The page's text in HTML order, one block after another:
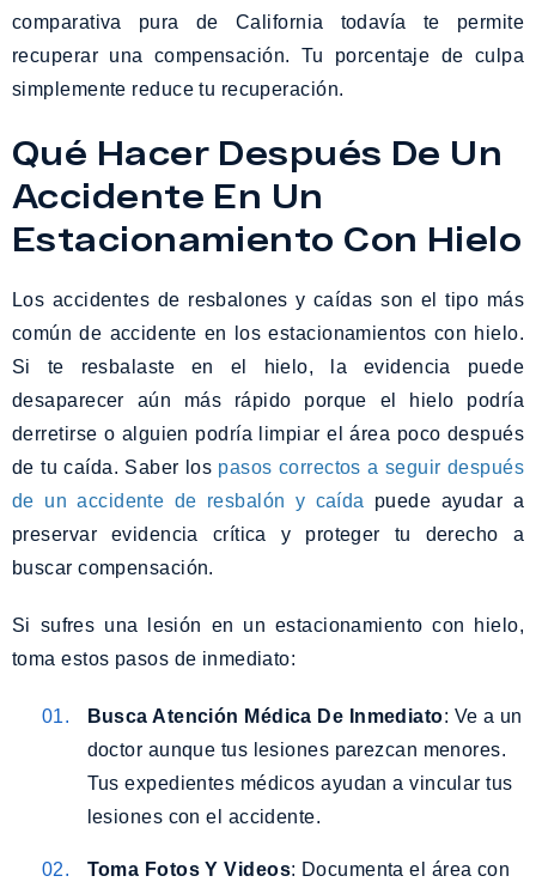
comparativa pura de California todavía te permite
recuperar una compensación. Tu porcentaje de culpa
simplemente reduce tu recuperación.
Qué Hacer Después De Un
Accidente En Un
Estacionamiento Con Hielo
Los accidentes de resbalones y caídas son el tipo más
común de accidente en los estacionamientos con hielo.
Si te resbalaste en el hielo, la evidencia puede
desaparecer aún más rápido porque el hielo podría
derretirse o alguien podría limpiar el área poco después
de tu caída. Saber los pasos correctos a seguir después
de un accidente de resbalón y caída
puede ayudar a
preservar evidencia crítica y proteger tu derecho a
buscar compensación.
Si sufres una lesión en un estacionamiento con hielo,
toma estos pasos de inmediato:
Busca Atención Médica De Inmediato: Ve a un
doctor aunque tus lesiones parezcan menores.
Tus expedientes médicos ayudan a vincular tus
lesiones con el accidente.
Toma Fotos Y Videos: Documenta el área con